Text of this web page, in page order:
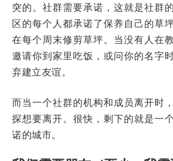
突的。社群需要承诺，这就是社群
区的每个人都承诺了保养自己的草
在每个周末修剪草坪。当没有人在
邀请你到家里吃饭，或问你的名字
弃建立友谊。
而当一个社群的机构和成员离开时
探想要离开。很快，剩下的就是一
诺的城市。